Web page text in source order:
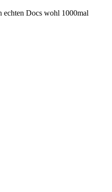
echten Docs wohl 1000mal